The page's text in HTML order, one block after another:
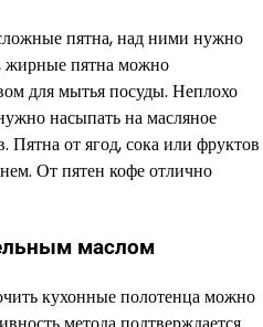
пятна, над ними нужно
жирные пятна можно
для мытья посуды. Неплохо
насыпать на масляное
Пятна от ягод, сока или фруктов
От пятен кофе отлично
маслом
кухонные полотенца можно